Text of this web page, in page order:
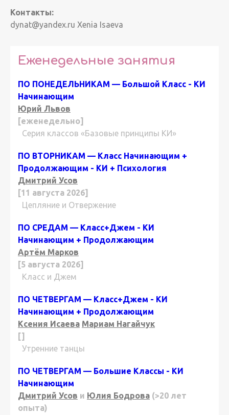
Контакты:
dynat@yandex.ru Xenia Isaeva
Еженедельные занятия
ПО ПОНЕДЕЛЬНИКАМ — Большой Класс - КИ
Начинающим
Юрий Львов
[еженедельно]
Серия классов «Базовые принципы КИ»
ПО ВТОРНИКАМ — Класс Начинающим +
Продолжающим - КИ + Психология
Дмитрий Усов
[11 августа 2026]
Цепляние и Отвержение
ПО СРЕДАМ — Класс+Джем - КИ
Начинающим + Продолжающим
Артём Марков
[5 августа 2026]
Класс и Джем
ПО ЧЕТВЕРГАМ — Класс+Джем - КИ
Начинающим + Продолжающим
Ксения Исаева Мариам Нагайчук
[]
Утренние танцы
ПО ЧЕТВЕРГАМ — Большие Классы - КИ
Начинающим
Дмитрий Усов и Юлия Бодрова (>20 лет
опыта)